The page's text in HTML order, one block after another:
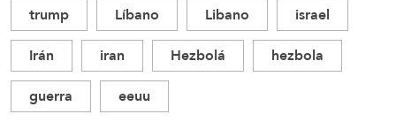
trump Líbano Libano
israel
Irán
iran Hezbolá
hezbola
guerra
eeuu